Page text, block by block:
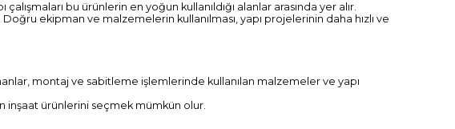
bu ürünlerin en yoğun kullanıldığı alanlar arasında yer alır.
ekipman ve malzemelerin kullanılması, yapı projelerinin daha hızlı ve
montaj ve sabitleme işlemlerinde kullanılan malzemeler ve yapı
inşaat ürünlerini seçmek mümkün olur.